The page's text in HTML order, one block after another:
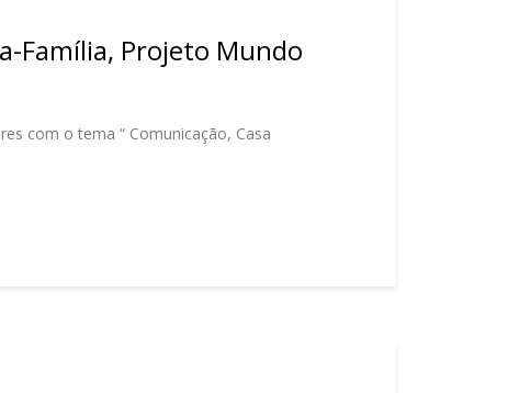
Família, Projeto Mundo
com o tema “ Comunicação, Casa